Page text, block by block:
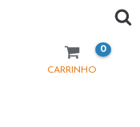
CARRINHO
0